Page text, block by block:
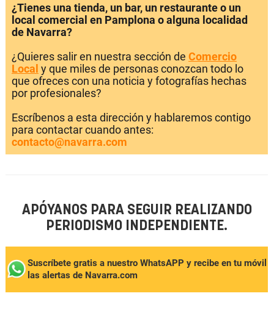
¿Tienes una tienda, un bar, un restaurante o un
local comercial en Pamplona o alguna localidad
de Navarra?
¿Quieres salir en nuestra sección de Comercio
Local y que miles de personas conozcan todo lo
que ofreces con una noticia y fotografías hechas
por profesionales?
Escríbenos a esta dirección y hablaremos contigo
para contactar cuando antes:
contacto@navarra.com
APÓYANOS PARA SEGUIR REALIZANDO
PERIODISMO INDEPENDIENTE.
Suscríbete gratis a nuestro WhatsAPP y recibe en tu móvil
las alertas de Navarra.com